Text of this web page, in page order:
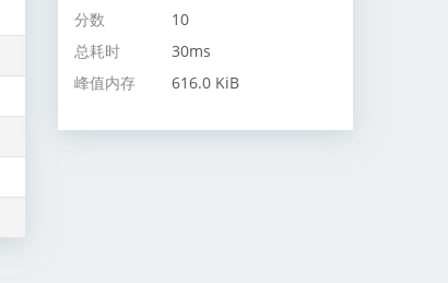
分数
10
总耗时
30ms
峰值内存
616.0 KiB